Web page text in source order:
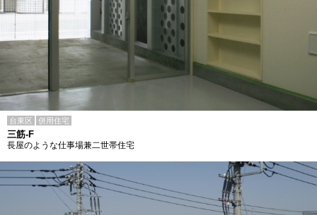
台東区 併用住宅
三筋-F
長屋のような仕事場兼二世帯住宅